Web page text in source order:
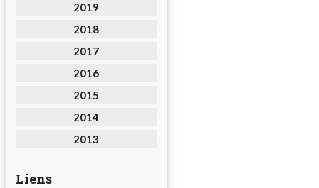
2019
2018
2017
2016
2015
2014
2013
Liens